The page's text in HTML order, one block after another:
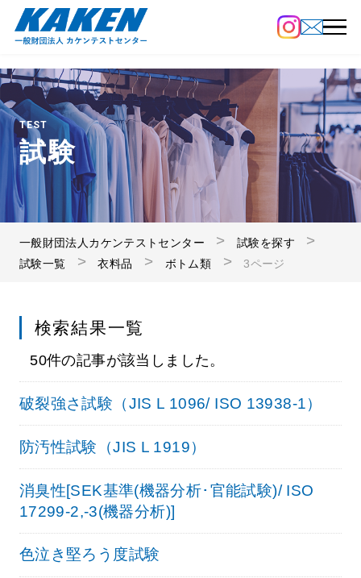
TEST
試験
一般財団法人カケンテストセンター
試験を探す
試験一覧
衣料品 ボトム類 3ページ
検索結果一覧
50件の記事が該当しました。
破裂強さ試験（JIS L 1096/ ISO 13938-1）
防汚性試験（JIS L 1919）
消臭性[SEK基準(機器分析･官能試験)/ ISO
17299-2,-3(機器分析)]
色泣き堅ろう度試験